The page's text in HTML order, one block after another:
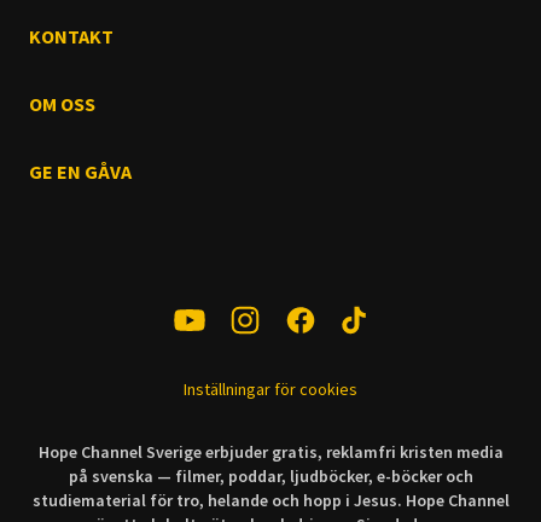
KONTAKT
OM OSS
GE EN GÅVA
Inställningar för cookies
Hope Channel Sverige erbjuder gratis, reklamfri kristen media
på svenska — filmer, poddar, ljudböcker, e-böcker och
studiematerial för tro, helande och hopp i Jesus. Hope Channel